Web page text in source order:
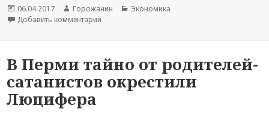
Новость
опубликована
06.04.2017
Автор
новости
Горожанин
Раздел
Экономика
Добавить комментарий
В Перми тайно от родителей-
сатанистов окрестили
Люцифера